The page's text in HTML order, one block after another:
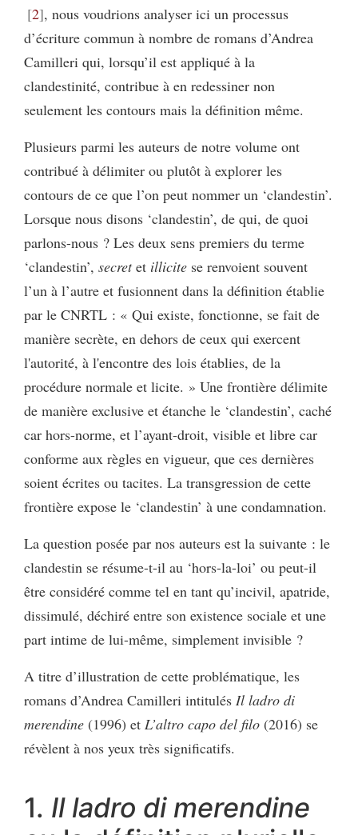
2 , nous voudrions analyser ici un processus
d’écriture commun à nombre de romans d’Andrea
Camilleri qui, lorsqu’il est appliqué à la
clandestinité, contribue à en redessiner non
seulement les contours mais la définition même.
Plusieurs parmi les auteurs de notre volume ont
contribué à délimiter ou plutôt à explorer les
contours de ce que l’on peut nommer un ‘clandestin’.
Lorsque nous disons ‘clandestin’, de qui, de quoi
parlons-nous ? Les deux sens premiers du terme
‘clandestin’, secretet illicite se renvoient souvent
l’un à l’autre et fusionnent dans la définition établie
par le CNRTL : « Qui existe, fonctionne, se fait de
manière secrète, en dehors de ceux qui exercent
l'autorité, à l'encontre des lois établies, de la
procédure normale et licite. » Une frontière délimite
de manière exclusive et étanche le ‘clandestin’, caché
car hors-norme, et l’ayant-droit, visible et libre car
conforme aux règles en vigueur, que ces dernières
soient écrites ou tacites. La transgression de cette
frontière expose le ‘clandestin’ à une condamnation.
La question posée par nos auteurs est la suivante : le
clandestin se résume-t-il au ‘hors-la-loi’ ou peut-il
être considéré comme tel en tant qu’incivil, apatride,
dissimulé, déchiré entre son existence sociale et une
part intime de lui-même, simplement invisible ?
A titre d’illustration de cette problématique, les
romans d’Andrea Camilleri intitulés Il ladro di
merendine (1996) et L’altro capo del filo (2016) se
révèlent à nos yeux très significatifs.
1. Il ladro di merendine